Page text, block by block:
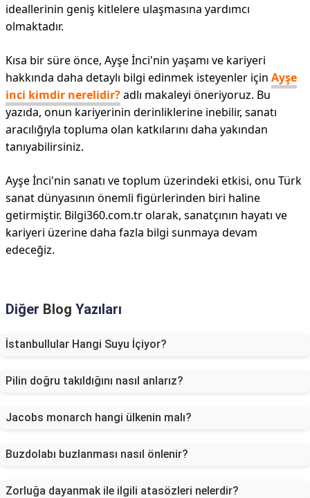
ideallerinin geniş kitlelere ulaşmasına yardımcı
olmaktadır.
Kısa bir süre önce, Ayşe İnci'nin yaşamı ve kariyeri
hakkında daha detaylı bilgi edinmek isteyenler için Ayşe
inci kimdir nerelidir?adlı makaleyi öneriyoruz. Bu
yazıda, onun kariyerinin derinliklerine inebilir, sanatı
aracılığıyla topluma olan katkılarını daha yakından
tanıyabilirsiniz.
Ayşe İnci'nin sanatı ve toplum üzerindeki etkisi, onu Türk
sanat dünyasının önemli figürlerinden biri haline
getirmiştir. Bilgi360.com.tr olarak, sanatçının hayatı ve
kariyeri üzerine daha fazla bilgi sunmaya devam
edeceğiz.
Diğer Blog Yazıları
İstanbullular Hangi Suyu İçiyor?
Pilin doğru takıldığını nasıl anlarız?
Jacobs monarch hangi ülkenin malı?
Buzdolabı buzlanması nasıl önlenir?
Zorluğa dayanmak ile ilgili atasözleri nelerdir?